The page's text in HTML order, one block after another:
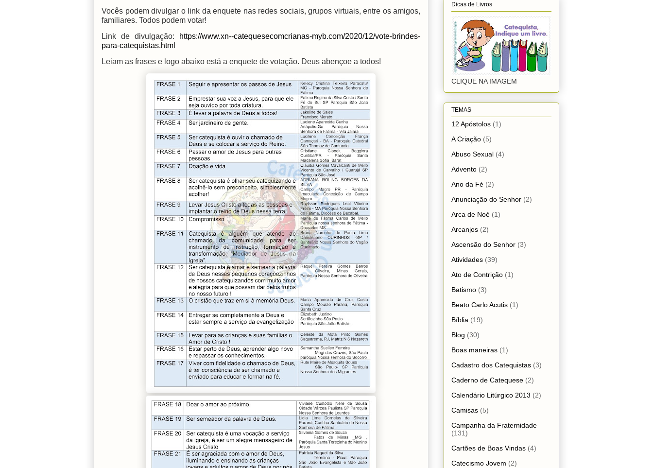
Vocês podem divulgar o link da enquete nas redes sociais, grupos virtuais, entre os amigos,
familiares. Todos podem votar!
Link de divulgação:
https://www.xn--catequesecomcrianas-myb.com/2020/12/vote-brindes-
para-catequistas.html
Leiam as frases e logo abaixo está a enquete de votação. Deus abençoe a todos!
Dicas de Livros
CLIQUE NA IMAGEM
TEMAS
12 Apóstolos (1)
A Criação (5)
Abuso Sexual (4)
Advento (2)
Ano da Fé (2)
Anunciação do Senhor (2)
Arca de Noé (1)
Arcanjos (2)
Ascensão do Senhor (3)
Atividades (39)
Ato de Contrição (1)
Batismo (3)
Beato Carlo Acutis (1)
Bíblia (19)
Blog (30)
Boas maneiras (1)
Cadastro dos Catequistas (3)
Caderno de Catequese (2)
Calendário Litúrgico 2013 (2)
Camisas (5)
Campanha da Fraternidade
(131)
Cartões de Boas Vindas (4)
Catecismo Jovem (2)